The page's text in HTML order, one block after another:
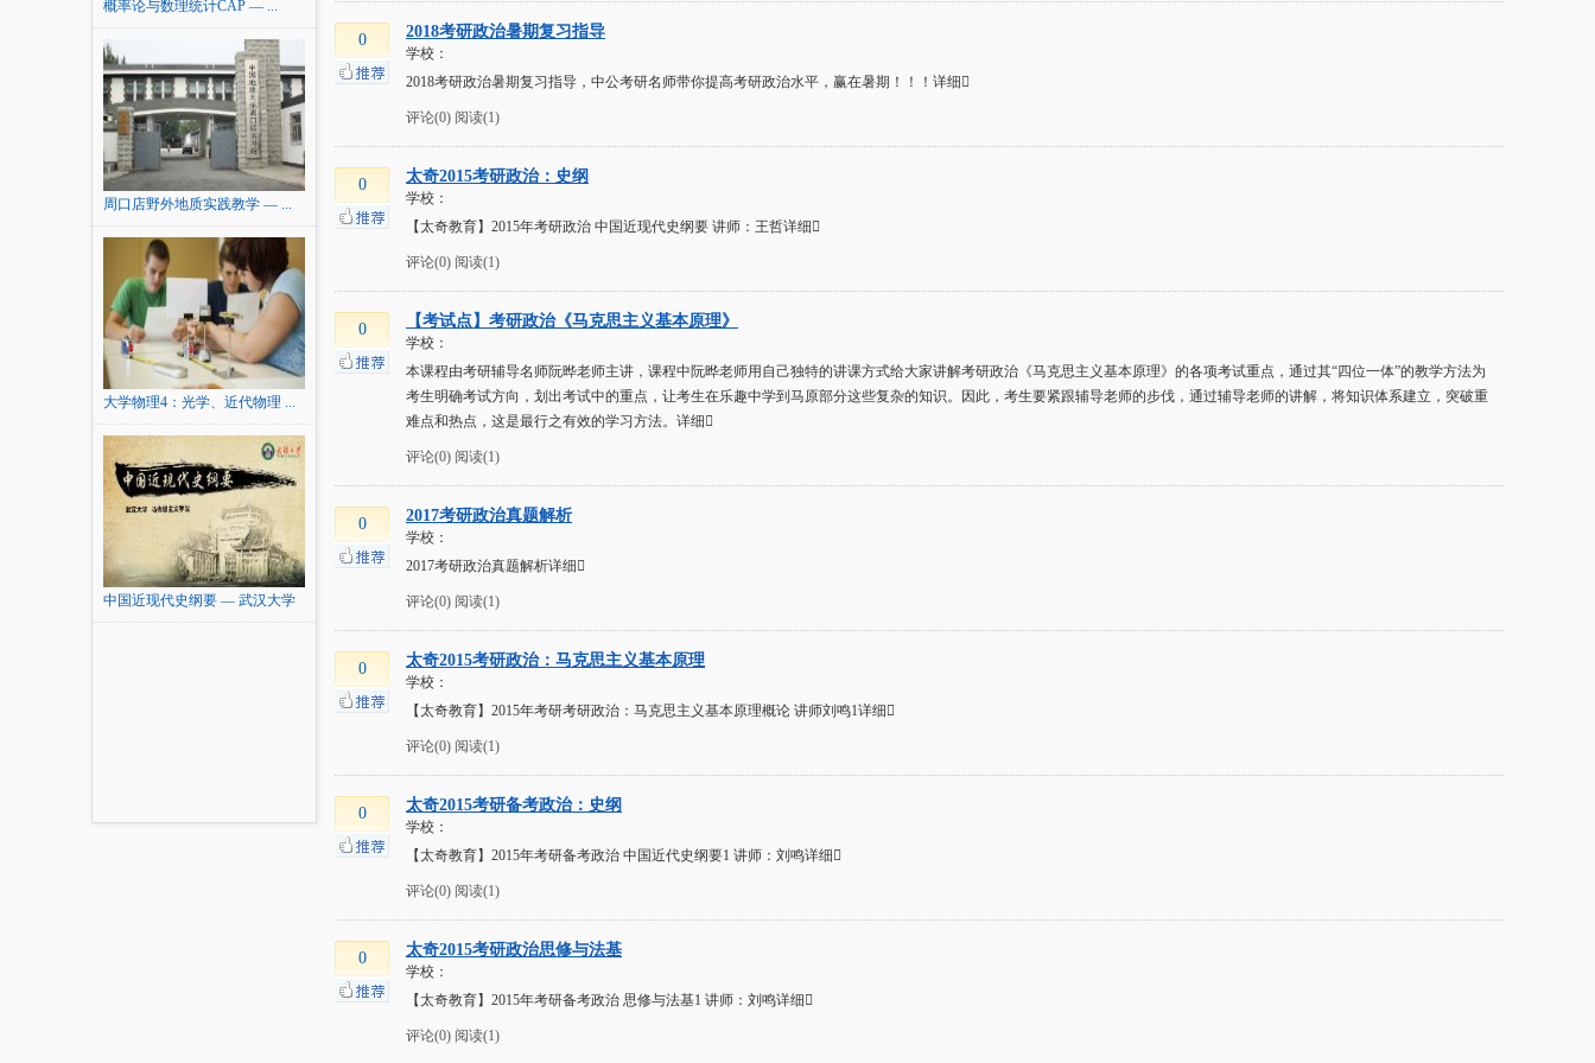
概率论与数理统计CAP — ...
周口店野外地质实践教学 — ...
大学物理4：光学、近代物理 ...
中国近现代史纲要 — 武汉大学
0 2018考研政治暑期复习指导
学校：
2018考研政治暑期复习指导，中公考研名师带你提高考研政治水平，赢在暑期！！！详细
评论(0) 阅读(1)
0 太奇2015考研政治：史纲
学校：
【太奇教育】2015年考研政治 中国近现代史纲要 讲师：王哲详细
评论(0) 阅读(1)
0 【考试点】考研政治《马克思主义基本原理》
学校：
本课程由考研辅导名师阮晔老师主讲，课程中阮晔老师用自己独特的讲课方式给大家讲解考研政治《马克思主义基本原理》的各项考试重点，通过其“四位一体”的教学方法为
考生明确考试方向，划出考试中的重点，让考生在乐趣中学到马原部分这些复杂的知识。因此，考生要紧跟辅导老师的步伐，通过辅导老师的讲解，将知识体系建立，突破重
难点和热点，这是最行之有效的学习方法。详细
评论(0) 阅读(1)
0 2017考研政治真题解析
学校：
2017考研政治真题解析详细
评论(0) 阅读(1)
0 太奇2015考研政治：马克思主义基本原理
学校：
【太奇教育】2015年考研考研政治：马克思主义基本原理概论 讲师刘鸣1详细
评论(0) 阅读(1)
0 太奇2015考研备考政治：史纲
学校：
【太奇教育】2015年考研备考政治 中国近代史纲要1 讲师：刘鸣详细
评论(0) 阅读(1)
0 太奇2015考研政治思修与法基
学校：
【太奇教育】2015年考研备考政治 思修与法基1 讲师：刘鸣详细
评论(0) 阅读(1)